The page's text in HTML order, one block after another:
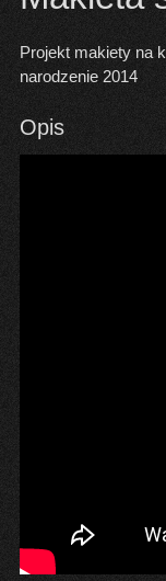
Projekt makiety na
narodzenie 2014
Opis